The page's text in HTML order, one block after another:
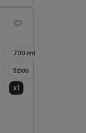
700 ml
Szkło
x1